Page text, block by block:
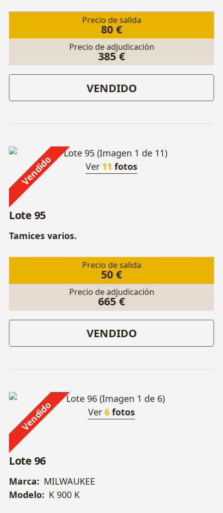
Precio de salida
80 €
Precio de adjudicación
385 €
VENDIDO
Vendido Ver 11 fotos
Lote 95
Tamices varios.
Precio de salida
50 €
Precio de adjudicación
665 €
VENDIDO
Vendido Ver 6 fotos
Lote 96
Marca: MILWAUKEE
Modelo: K 900 K